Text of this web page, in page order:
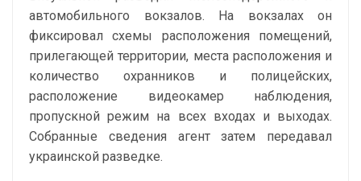
автомобильного вокзалов. На вокзалах он
фиксировал схемы расположения помещений,
прилегающей территории, места расположения и
количество охранников и полицейских,
расположение видеокамер наблюдения,
пропускной режим на всех входах и выходах.
Собранные сведения агент затем передавал
украинской разведке.